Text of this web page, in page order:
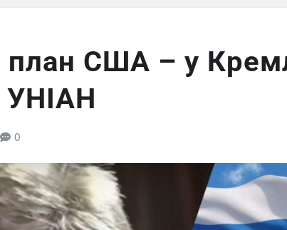
США – у
УНІАН
0